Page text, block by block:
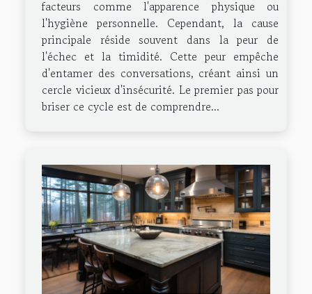
facteurs comme l'apparence physique ou
l'hygiène personnelle. Cependant, la cause
principale réside souvent dans la peur de
l'échec et la timidité. Cette peur empêche
d'entamer des conversations, créant ainsi un
cercle vicieux d'insécurité. Le premier pas pour
briser ce cycle est de comprendre...